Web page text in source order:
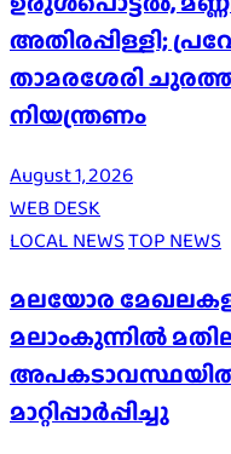
അതിരപ്പിള്ളി;
താമരശേരി
നിയന്ത്രണം
August 1, 2026
WEB DESK
LOCAL NEWSTOP NEWS
മലയോര
മലാംകുന്നിൽ
മാറ്റിപ്പാർപ്പിച്ചു